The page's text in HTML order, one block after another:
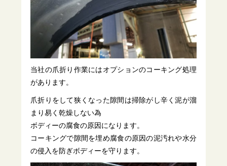
当社の爪折り作業にはオプションのコーキング処理
があります。
爪折りをして狭くなった隙間は掃除がし辛く泥が溜
まり易く乾燥しない為
ボディーの腐食の原因になります。
コーキングで隙間を埋め腐食の原因の泥汚れや水分
の侵入を防ぎボディーを守ります。